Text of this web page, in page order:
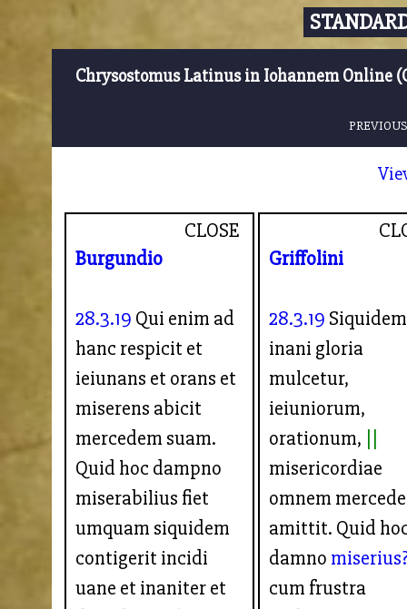
Chrysostomus Latinus in Iohannem Online
CLOSE
Burgundio
28.3.19 Qui enim ad
hanc respicit et
ieiunans et orans et
miserens abicit
mercedem suam.
Quid hoc dampno
miserabilius fiet
umquam siquidem
contigerit incidi
uane et inaniter et
Griffolini
28.3.19
inani gloria
mulcetur,
ieiuniorum,
orationum,
misericordiae
omnem
amittit. Quid
damno
cum frustra